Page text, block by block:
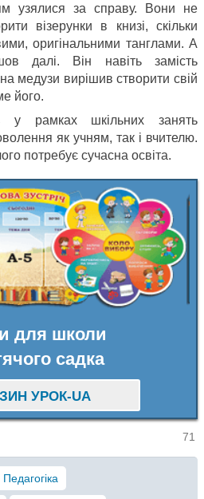
узялися за справу. Вони не
візерунки в книзі, скільки
оригінальними танглами. А
далі. Він навіть замість
медузи вирішив створити свій
його.
у рамках шкільних занять
як учням, так і вчителю.
потребує сучасна освіта.
для школи
садка
УРОК-UA
71
Педагогіка